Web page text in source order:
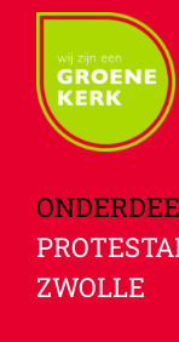
ZWOLLE